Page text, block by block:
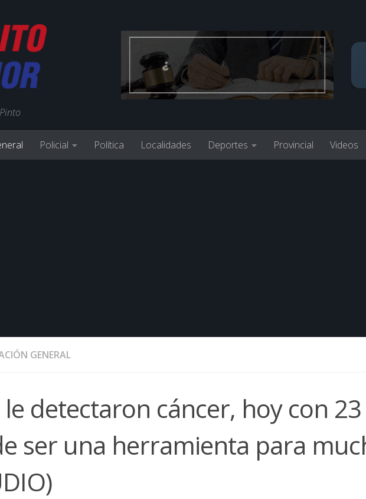
Policial Política Localidades Deportes Provincial Videos
GENERAL
detectaron cáncer, hoy con
ser una herramienta para